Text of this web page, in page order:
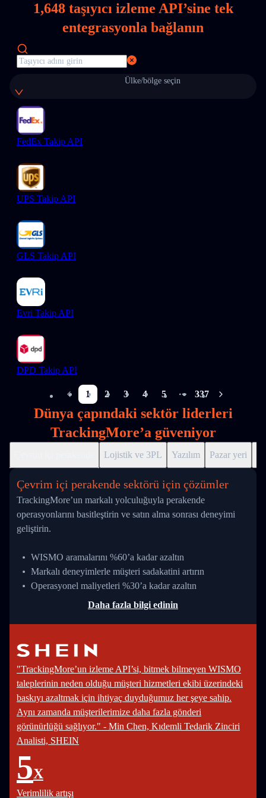
1,648taşıyıcı izleme API’sine tek
entegrasyonla bağlanın
Ülke/bölge seçin
FedEx Takip API
UPS Takip API
GLS Takip API
Evri Takip API
DPD Takip API
1 2 3 4 5
More pages
337
Dünya çapındaki sektör liderleri
TrackingMore’a güveniyor
Lojistik ve 3PL Yazılım Pazar yeri
Çevrim içi perakende sektörü için çözümler
TrackingMore’un markalı yolculuğuyla perakende
operasyonlarını basitleştirin ve satın alma sonrası deneyimi
geliştirin.
WISMO aramalarını %60’a kadar azaltın
Markalı deneyimlerle müşteri sadakatini artırın
Operasyonel maliyetleri %30’a kadar azaltın
Daha fazla bilgi edinin
"TrackingMore’un izleme API’si, bitmek bilmeyen WISMO
taleplerinin neden olduğu müşteri hizmetleri ekibi üzerindeki
baskıyı azaltmak için ihtiyaç duyduğumuz her şeye sahip.
Aynı zamanda müşterilerimize daha fazla gönderi
görünürlüğü sağlıyor." - Min Chen, Kıdemli Tedarik Zinciri
Analisti, SHEIN
5X
Verimlilik artışı